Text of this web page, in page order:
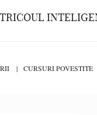
TRICOUL
CURSURI POVESTITE